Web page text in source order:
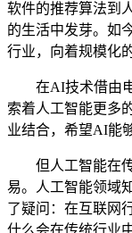
软件的推荐算法到
的生活中发芽。如
行业，向着规模化
在AI技术借由电
索着人工智能更多
业结合，希望AI能
但人工智能在传
易。人工智能领域
了疑问：在互联网
什么会在传统行业